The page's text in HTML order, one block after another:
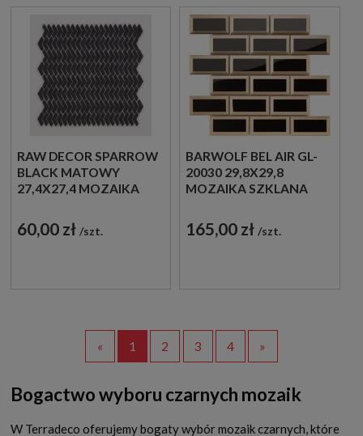
RAW DECOR SPARROW
BLACK MATOWY
27,4X27,4 MOZAIKA
DEKORACYJNA
60,00 zł szt.
BARWOLF BEL AIR GL-
20030 29,8X29,8
MOZAIKA SZKLANA
165,00 zł szt.
« 1 2 3 4 »
Bogactwo wyboru czarnych mozaik
W Terradeco oferujemy bogaty wybór mozaik czarnych, które